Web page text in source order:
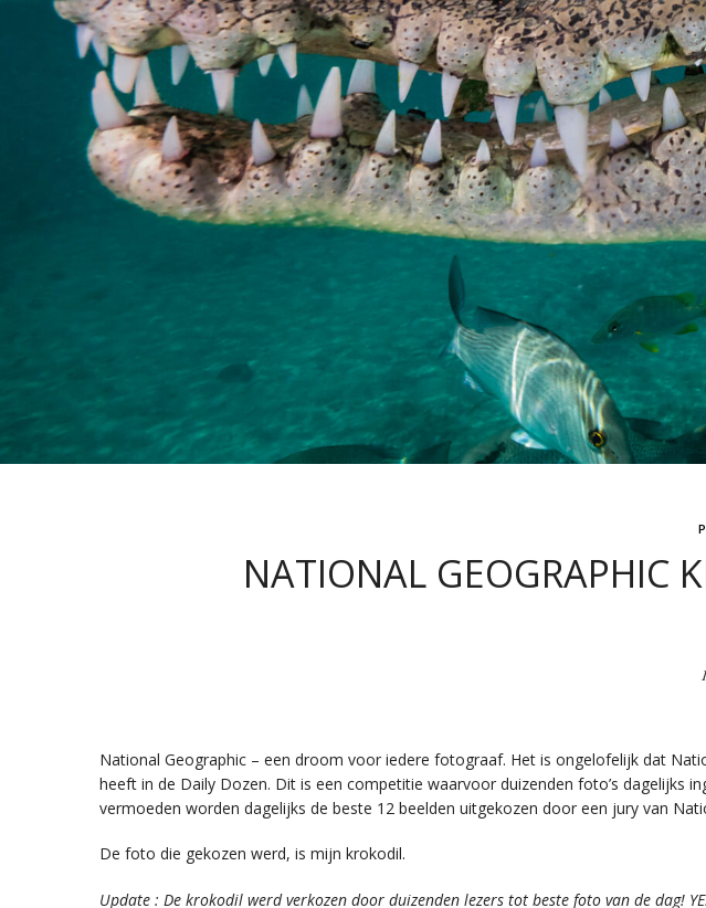
NATIONAL GEOGRAPHIC
National Geographic – een droom voor iedere fotograaf. Het is ongelofelijk dat
heeft in de Daily Dozen. Dit is een competitie waarvoor duizenden foto’s dagelijks
vermoeden worden dagelijks de beste 12 beelden uitgekozen door een jury van
De foto die gekozen werd, is mijn krokodil.
Update : De krokodil werd verkozen door duizenden lezers tot beste foto van de dag!